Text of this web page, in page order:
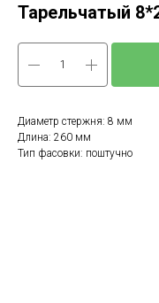
Тарельчатый
Диаметр стержня: 8 мм
Длина: 260 мм
Тип фасовки: поштучно